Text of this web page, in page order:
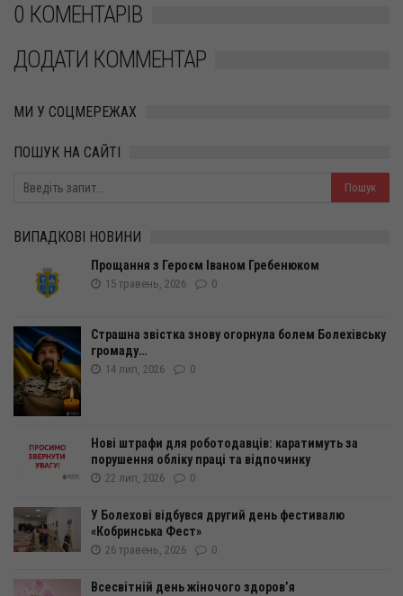
0 КОМЕНТАРІВ
ДОДАТИ КОММЕНТАР
МИ У СОЦМЕРЕЖАХ
ПОШУК НА САЙТІ
ВИПАДКОВІ НОВИНИ
Прощання з Героєм Іваном Гребенюком
15 травень, 2026 0
Страшна звістка знову огорнула болем Болехівську
громаду…
14 лип, 2026 0
Нові штрафи для роботодавців: каратимуть за
порушення обліку праці та відпочинку
22 лип, 2026 0
У Болехові відбувся другий день фестивалю
«Кобринська Фест»
26 травень, 2026 0
Всесвітній день жіночого здоров’я